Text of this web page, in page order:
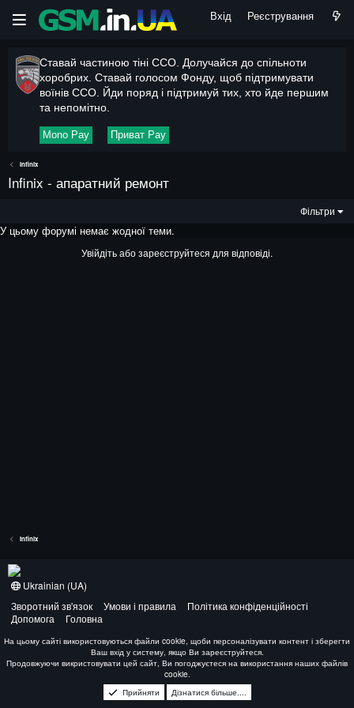
Вхід Реєстрування
Ставай частиною тіні ССО. Долучайся до спільноти
хоробрих. Ставай голосом Фонду, щоб підтримувати
воїнів ССО. Йди поряд і підтримуй тих, хто йде першим
та непомітно.
Mono Pay Приват Pay
Infinix
Infinix - апаратний ремонт
Фільтри
У цьому форумі немає жодної теми.
Увійдіть або зареєструйтеся для відповіді.
Infinix
Ukrainian (UA)
Зворотний зв'язок
Умови і правила
Політика конфіденційності
Допомога
Головна
На цьому сайті використовуються файли cookie, щоби персоналізувати контент і зберегти
Ваш вхід у систему, якщо Ви зареєструйтеся.
Продовжуючи викристовувати цей сайт, Ви погоджуєтеся на використання наших файлів
cookie.
Прийняти
Дізнатися більше....